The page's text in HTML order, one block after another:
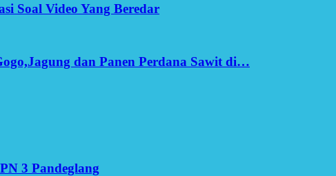
Soal Video Yang Beredar
dan Panen Perdana Sawit di…
3 Pandeglang